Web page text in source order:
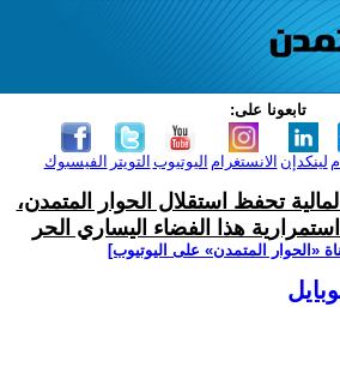
تابعونا على:
الفيسبوك التويتر اليوتيوب الانستغرام لينكدإن
تحفظ استقلال الحوار المتمدن،
هذا الفضاء اليساري الحر
‫«الحوار المتمدن» على اليوتيوب]